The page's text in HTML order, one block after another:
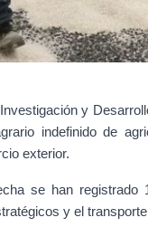
y
indefinido de
exterior.
se han
y el